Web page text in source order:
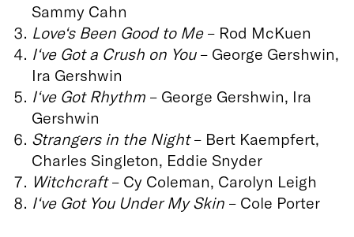
Sammy Cahn
Love‘s Been Good to Me– Rod McKuen
I‘ve Got a Crush on You– George Gershwin,
Ira Gershwin
I‘ve Got Rhythm – George Gershwin, Ira
Gershwin
Strangers in the Night– Bert Kaempfert,
Charles Singleton, Eddie Snyder
Witchcraft– Cy Coleman, Carolyn Leigh
I‘ve Got You Under My Skin – Cole Porter